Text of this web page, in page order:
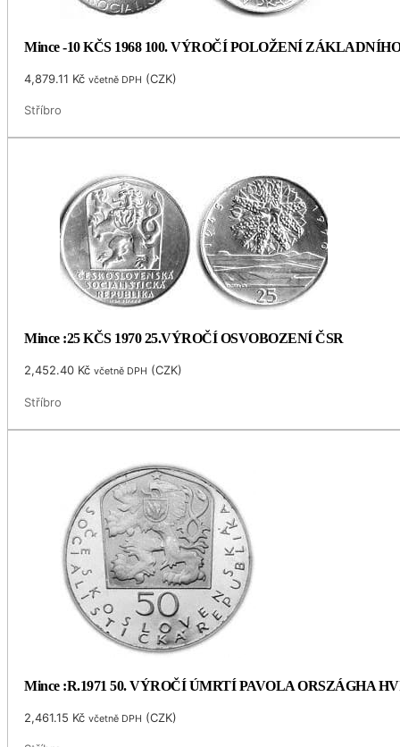
Mince -10 KČS 1968 100. VÝROČÍ POLOŽENÍ
4,879.11 Kč včetně DPH (CZK)
Stříbro
Mince :25 KČS 1970 25.VÝROČÍ OSVOBOZENÍ ČSR
2,452.40 Kč včetně DPH (CZK)
Stříbro
Mince :R.1971 50. VÝROČÍ ÚMRTÍ PAVOLA ORSZÁGHA
2,461.15 Kč včetně DPH (CZK)